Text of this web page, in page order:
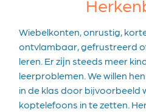
Wiebelkonten, onrustig,
ontvlambaar, gefrustreerd
leren. Er zĳn steeds meer
leerproblemen. We willen
in de klas door bijvoorbeeld
koptelefoons in te zetten.